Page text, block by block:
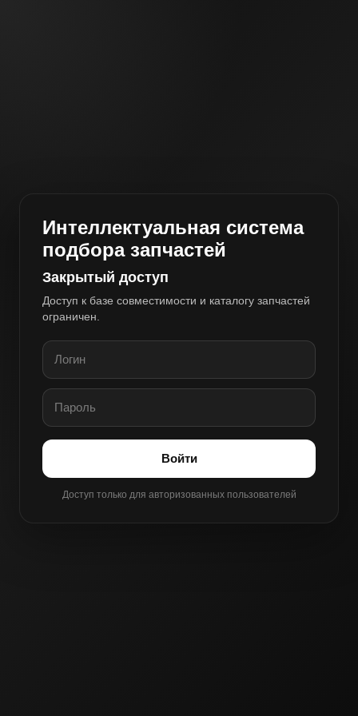
Интеллектуальная система
подбора запчастей
Закрытый доступ
Доступ к базе совместимости и каталогу запчастей
ограничен.
Войти
Доступ только для авторизованных пользователей